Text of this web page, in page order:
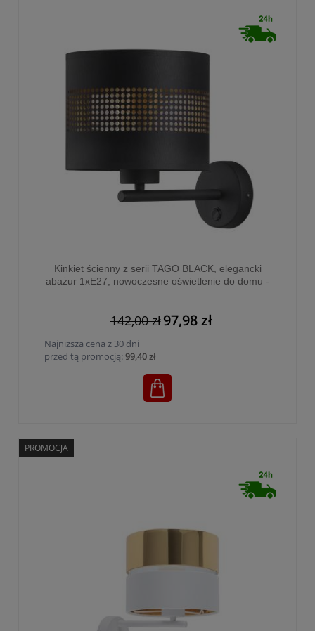
Kinkiet ścienny z serii TAGO BLACK, elegancki
abażur 1xE27, nowoczesne oświetlenie do domu -
142,00 zł97,98 zł
Najniższa cena z 30 dni
przed tą promocją:99,40 zł
PROMOCJA